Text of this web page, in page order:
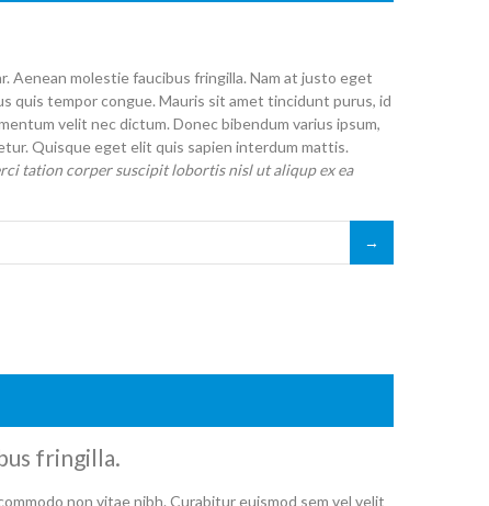
Aenean molestie faucibus fringilla. Nam at justo eget
quis tempor congue. Mauris sit amet tincidunt purus, id
velit nec dictum. Donec bibendum varius ipsum,
Quisque eget elit quis sapien interdum mattis.
tation corper suscipit lobortis nisl ut aliqup ex ea
fringilla.
non vitae nibh. Curabitur euismod sem vel velit